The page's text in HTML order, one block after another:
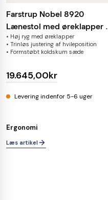
Farstrup Nobel 8920
Lænestol med øreklapper i
læder
• Høj ryg med øreklapper
• Trinløs justering af hvileposition
• Formstøbt koldskum sæde
19.645,00kr
Levering indenfor 5-6 uger
BLOG
Ergonomi
Læs artikel